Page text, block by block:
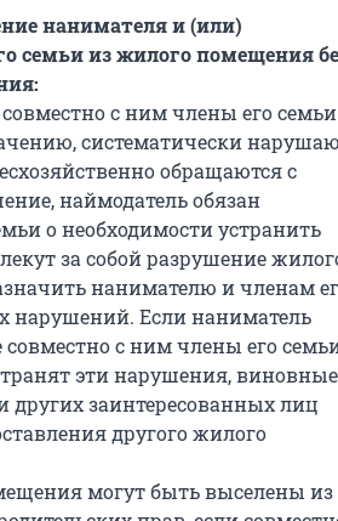
нанимателя и (или)
семьи из жилого помещения
с ним члены его семьи
систематически
обращаются с
наймодатель обязан
о необходимости устранить
за собой разрушение
нанимателю и членам
нарушений. Если наниматель
с ним члены его
эти нарушения, виновные
заинтересованных лиц
другого жилого
могут быть выселены из